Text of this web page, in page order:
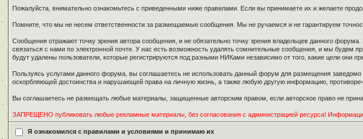
Пожалуйста, внимательно ознакомьтесь с приведенными ниже правилами. Если вы принимаете их и желаете
Помните, что мы не несем ответственности за размещаемые сообщения. Мы не ручаемся и не гарантируем
Сообщения отражают точку зрения автора сообщения, и не обязательно точку зрения владельцев данного
связаться с нами по электронной почте. У нас есть возможность удалять сомнительные сообщения, и мы
будут удалены пользователи, которые регистрируются под разными НИКами независимо от того, какие цели они
Пользуясь услугами данного форума, вы соглашаетесь не использовать данный форум для размещения
оскорбляющей достоинства и нарушающей права на личную жизнь, а также любую другую информацию,
Вы соглашаетесь не размещать любые материалы, защищенные авторским правом, если авторское право не
ЗАПРЕЩЕНО публиковать любые рекламные материалы, без согласования с администрацией ресурса!
Я ознакомился с правилами и условиями и принимаю их